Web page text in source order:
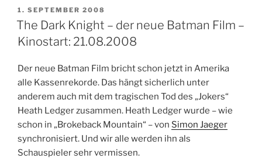
VERÖFFENTLICHT
AM
1. SEPTEMBER 2008
The Dark Knight – der neue Batman Film –
Kinostart: 21.08.2008
Der neue Batman Film bricht schon jetzt in Amerika
alle Kassenrekorde. Das hängt sicherlich unter
anderem auch mit dem tragischen Tod des „Jokers“
Heath Ledger zusammen. Heath Ledger wurde – wie
schon in „Brokeback Mountain“ – von Simon Jaeger
synchronisiert. Und wir alle werden ihn als
Schauspieler sehr vermissen.